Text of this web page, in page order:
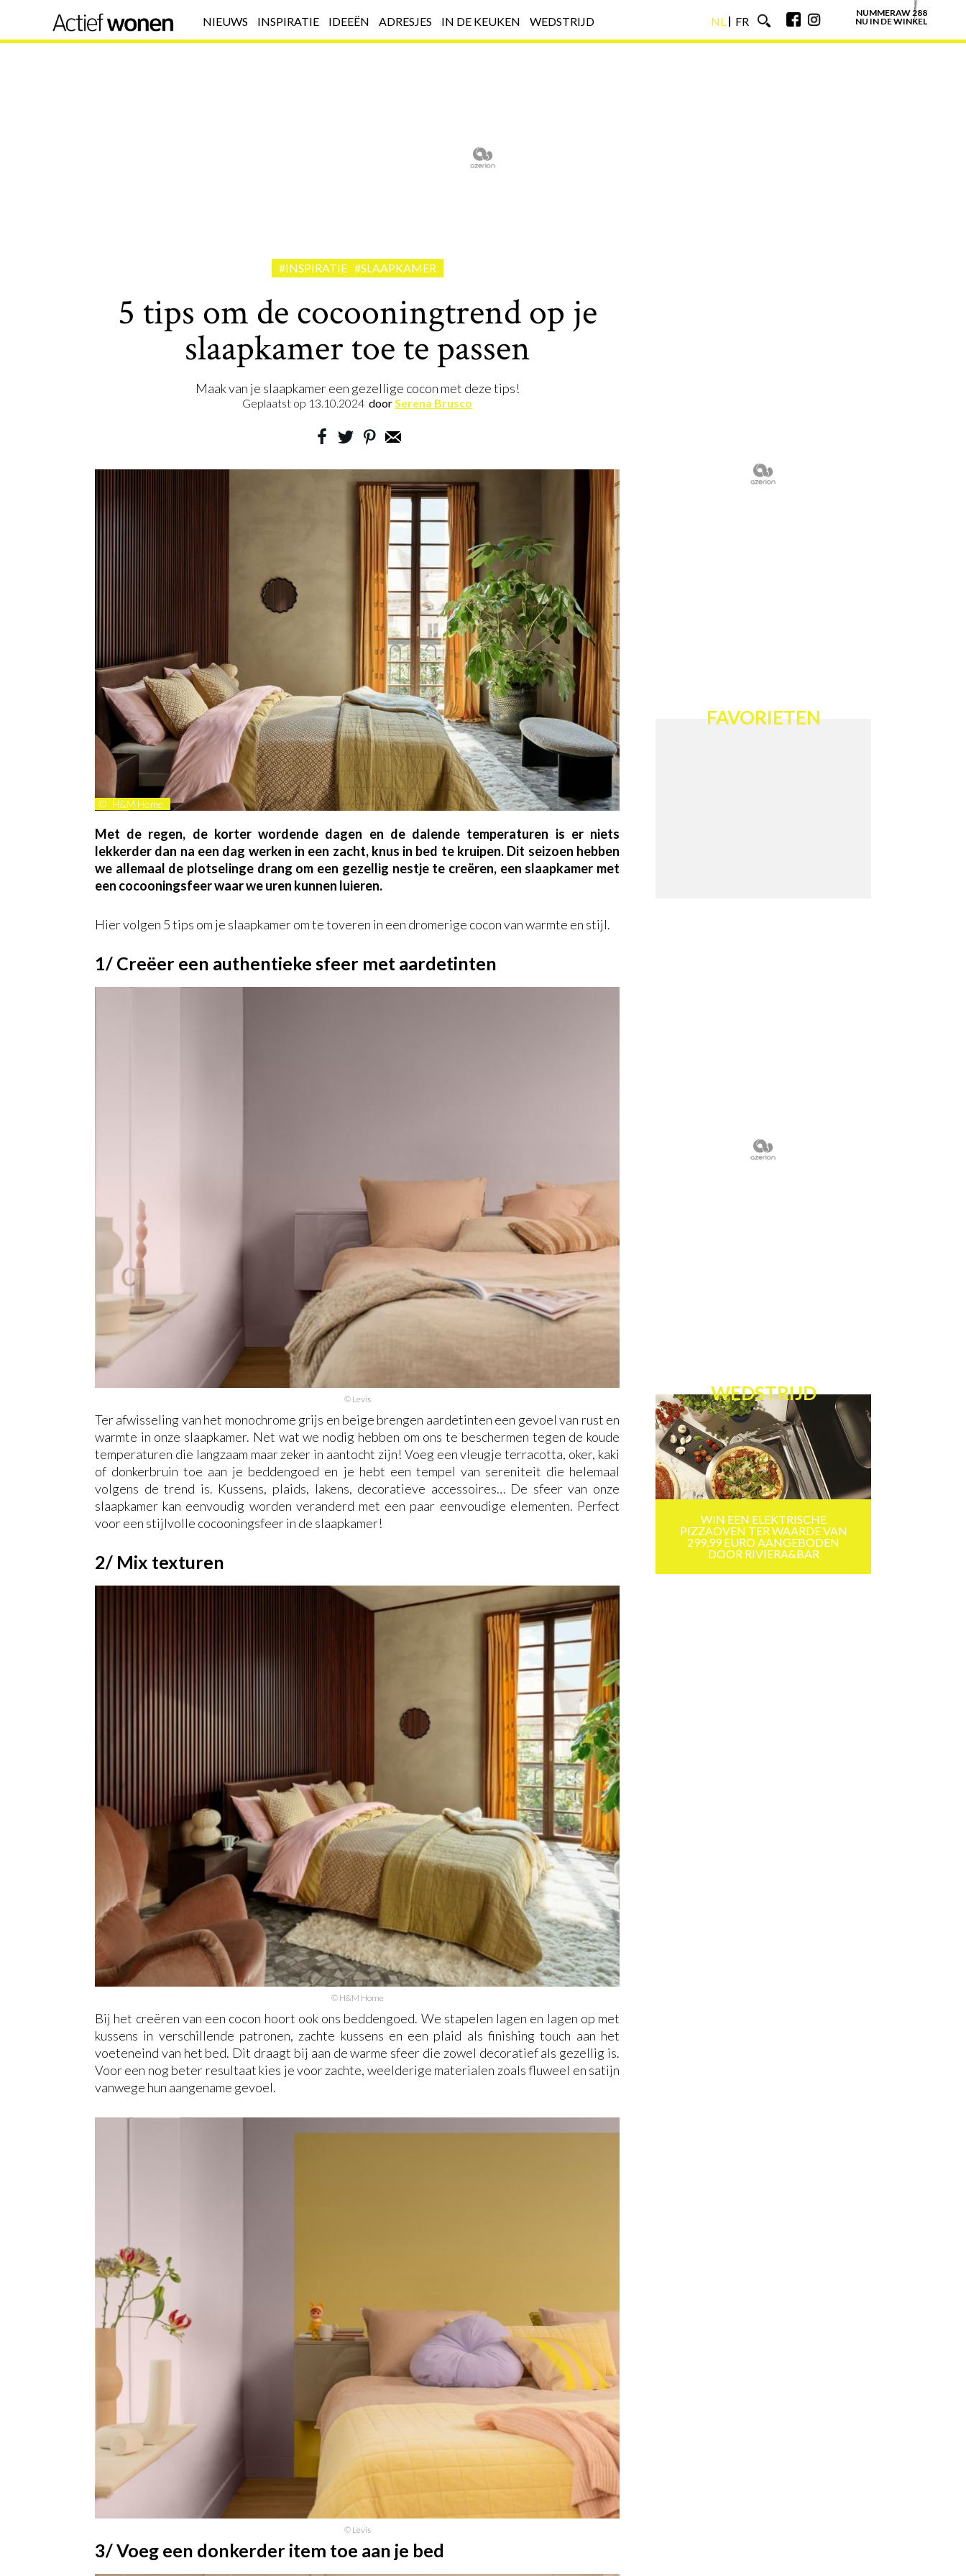
NIEUWS INSPIRATIE IDEEËN ADRESJES IN DE KEUKEN WEDSTRIJD
NL
FR
NUMMERAW 288
NU IN DE WINKEL
#INSPIRATIE #SLAAPKAMER
5 tips om de cocooningtrend op je
slaapkamer toe te passen
Maak van je slaapkamer een gezellige cocon met deze tips!
Geplaatst op 13.10.2024 doorSerena Brusco
© H&M Home
Met de regen, de korter wordende dagen en de dalende temperaturen is er niets
lekkerder dan na een dag werken in een zacht, knus in bed te kruipen. Dit seizoen hebben
we allemaal de plotselinge drang om een gezellig nestje te creëren, een slaapkamer met
een cocooningsfeer waar we uren kunnen luieren.
Hier volgen 5 tips om je slaapkamer om te toveren in een dromerige cocon van warmte en stijl.
1/ Creëer een authentieke sfeer met aardetinten
© Levis
Ter afwisseling van het monochrome grijs en beige brengen aardetinten een gevoel van rust en
warmte in onze slaapkamer. Net wat we nodig hebben om ons te beschermen tegen de koude
temperaturen die langzaam maar zeker in aantocht zijn! Voeg een vleugje terracotta, oker, kaki
of donkerbruin toe aan je beddengoed en je hebt een tempel van sereniteit die helemaal
volgens de trend is. Kussens, plaids, lakens, decoratieve accessoires… De sfeer van onze
slaapkamer kan eenvoudig worden veranderd met een paar eenvoudige elementen. Perfect
voor een stijlvolle cocooningsfeer in de slaapkamer!
2/ Mix texturen
© H&M Home
Bij het creëren van een cocon hoort ook ons beddengoed. We stapelen lagen en lagen op met
kussens in verschillende patronen, zachte kussens en een plaid als finishing touch aan het
voeteneind van het bed. Dit draagt bij aan de warme sfeer die zowel decoratief als gezellig is.
Voor een nog beter resultaat kies je voor zachte, weelderige materialen zoals fluweel en satijn
vanwege hun aangename gevoel.
© Levis
3/ Voeg een donkerder item toe aan je bed
FAVORIETEN
WEDSTRIJD
WIN EEN ELEKTRISCHE
PIZZAOVEN TER WAARDE VAN
299,99 EURO AANGEBODEN
DOOR RIVIERA&BAR